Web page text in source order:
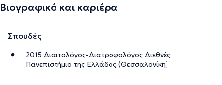
Βιογραφικό και καριέρα
Σπουδές
2015 Διαιτολόγος-Διατροφολόγος Διεθνές
Πανεπιστήμιο της Ελλάδος (Θεσσαλονίκη)